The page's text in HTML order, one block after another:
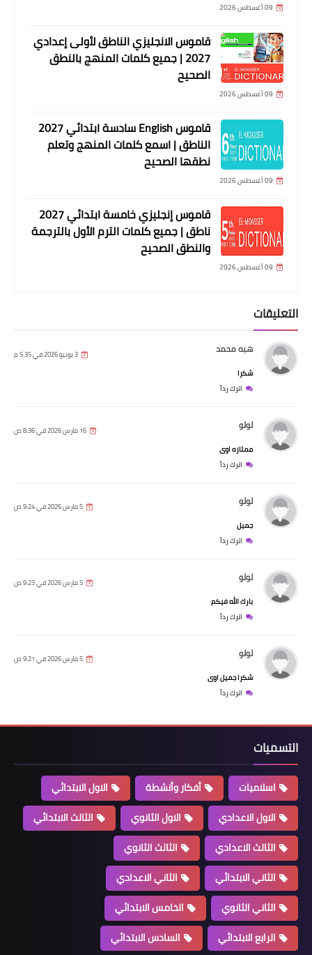
09 أغسطس 2026
قاموس الانجليزي الناطق لأولى إعدادي
2027 | جميع كلمات المنهج بالنطق
الصحيح
09 أغسطس 2026
قاموس English سادسة ابتدائي 2027
الناطق | اسمع كلمات المنهج وتعلم
نطقها الصحيح
09 أغسطس 2026
قاموس إنجليزي خامسة ابتدائي 2027
ناطق | جميع كلمات الترم الأول بالترجمة
والنطق الصحيح
09 أغسطس 2026
التعليقات
هبه محمد 3 يونيو 2026 في 5:35 م
شكرا
اترك رداً
لولو 16 مارس 2026 في 8:36 ص
ممتازه اوى
اترك رداً
لولو 5 مارس 2026 في 9:24 ص
جميل
اترك رداً
لولو 5 مارس 2026 في 9:23 ص
بارك الله فيكم
اترك رداً
لولو 5 مارس 2026 في 9:21 ص
شكرا جميل اوى
اترك رداً
التسميات
اسلاميات أفكار وأنشطة
الاول الابتدائي
الاول الاعدادي
الاول الثانوي
الثالث الابتدائي
الثالث الاعدادي
الثالث الثانوي
الثاني الابتدائي
الثاني الاعدادي
الثاني الثانوي
الخامس الابتدائي
الرابع الابتدائي
السادس الابتدائي